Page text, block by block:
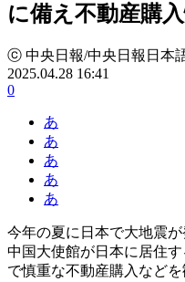
に備え不動産購入
ⓒ 中央日報/中央日報日本
2025.04.28 16:41
0
あ
あ
あ
あ
あ
今年の夏に日本で大地震
中国大使館が日本に居住
で慎重な不動産購入などを